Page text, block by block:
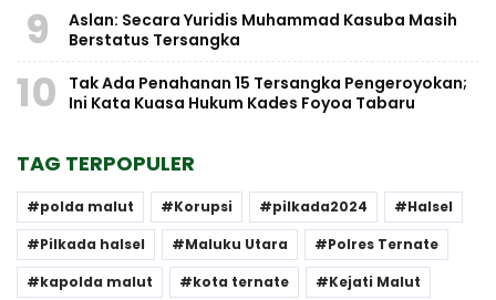
9
Aslan: Secara Yuridis Muhammad Kasuba Masih
Berstatus Tersangka
10
Tak Ada Penahanan 15 Tersangka Pengeroyokan;
Ini Kata Kuasa Hukum Kades Foyoa Tabaru
TAG TERPOPULER
polda malut Korupsi pilkada2024
Halsel
Pilkada halsel
Maluku Utara
Polres Ternate
kapolda malut
kota ternate Kejati Malut